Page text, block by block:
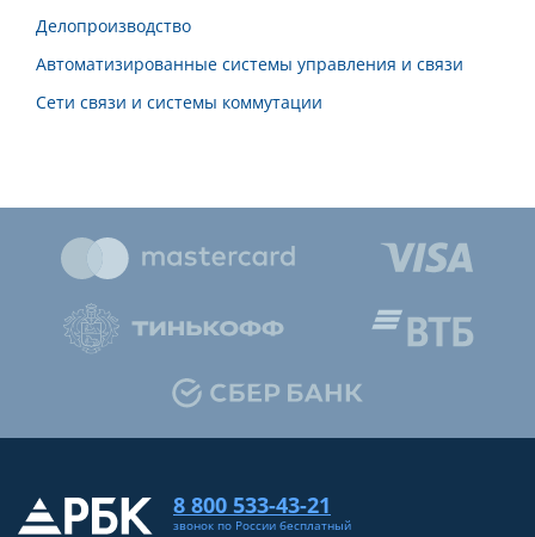
Делопроизводство
Автоматизированные системы управления и связи
Сети связи и системы коммутации
8 800 533-43-21
звонок по России бесплатный